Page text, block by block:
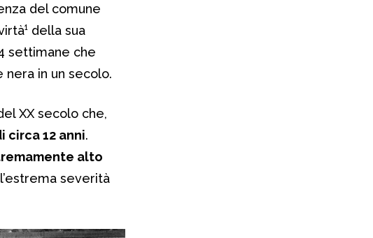
del comune
della sua
settimane che
nera in un secolo.
XX secolo che,
circa 12 anni.
alto
severità